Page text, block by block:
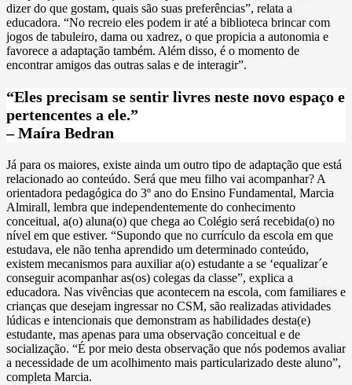
dizer do que gostam, quais são suas preferências”, relata a
educadora. “No recreio eles podem ir até a biblioteca brincar com
jogos de tabuleiro, dama ou xadrez, o que propicia a autonomia e
favorece a adaptação também. Além disso, é o momento de
encontrar amigos das outras salas e de interagir”.
“Eles precisam se sentir livres neste novo espaço e
pertencentes a ele.”
– Maíra Bedran
Já para os maiores, existe ainda um outro tipo de adaptação que está
relacionado ao conteúdo. Será que meu filho vai acompanhar? A
orientadora pedagógica do 3º ano do Ensino Fundamental, Marcia
Almirall, lembra que independentemente do conhecimento
conceitual, a(o) aluna(o) que chega ao Colégio será recebida(o) no
nível em que estiver. “Supondo que no currículo da escola em que
estudava, ele não tenha aprendido um determinado conteúdo,
existem mecanismos para auxiliar a(o) estudante a se ‘equalizar´e
conseguir acompanhar as(os) colegas da classe”, explica a
educadora. Nas vivências que acontecem na escola, com familiares e
crianças que desejam ingressar no CSM, são realizadas atividades
lúdicas e intencionais que demonstram as habilidades desta(e)
estudante, mas apenas para uma observação conceitual e de
socialização. “É por meio desta observação que nós podemos avaliar
a necessidade de um acolhimento mais particularizado deste aluno”,
completa Marcia.